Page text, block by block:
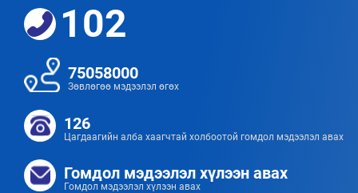
102
75058000
Зөвлөгөө мэдээлэл өгөх
126
Цагдаагийн алба хаагчтай холбоотой гомдол мэдээлэл авах
Гомдол мэдээлэл хүлээн авах
Гомдол мэдээлэл хүлээн авах